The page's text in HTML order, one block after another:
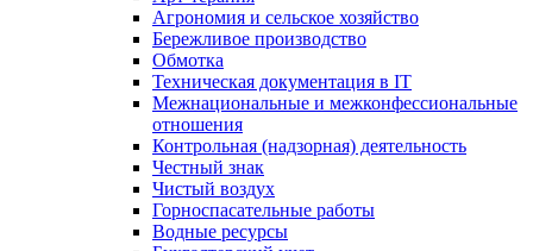
Агрономия и сельское хозяйство
Бережливое производство
Обмотка
Техническая документация в IT
Межнациональные и межконфессиональные
отношения
Контрольная (надзорная) деятельность
Честный знак
Чистый воздух
Горноспасательные работы
Водные ресурсы